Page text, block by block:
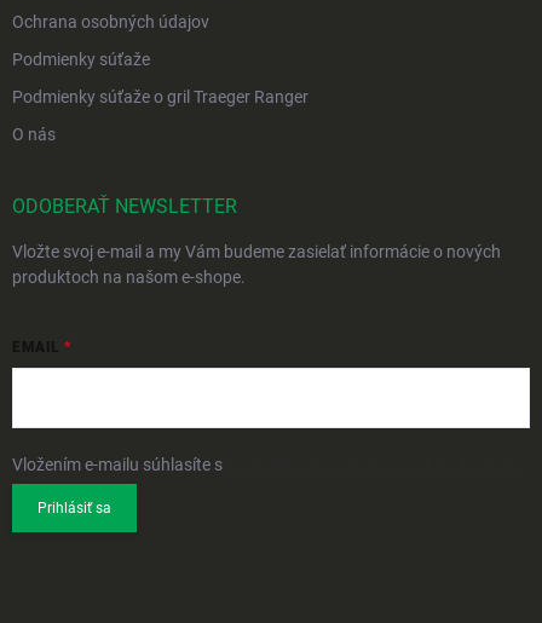
Ochrana osobných údajov
Podmienky súťaže
Podmienky súťaže o gril Traeger Ranger
O nás
ODOBERAŤ NEWSLETTER
Vložte svoj e-mail a my Vám budeme zasielať informácie o nových
produktoch na našom e-shope.
EMAIL
Vložením e-mailu súhlasíte s
Prihlásiť sa